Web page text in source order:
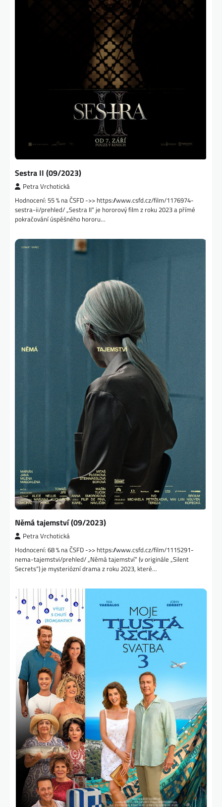
Sestra II (09/2023)
Petra Vrchotická
Hodnocení: 55 % na ČSFD ->> https://www.csfd.cz/film/1176974-
sestra-ii/prehled/ „Sestra II“ je hororový film z roku 2023 a přímé
pokračování úspěšného hororu…
Němá tajemství (09/2023)
Petra Vrchotická
Hodnocení: 68 % na ČSFD ->> https://www.csfd.cz/film/1115291-
nema-tajemstvi/prehled/ „Němá tajemství“ (v originále „Silent
Secrets“) je mysteriózní drama z roku 2023, které…